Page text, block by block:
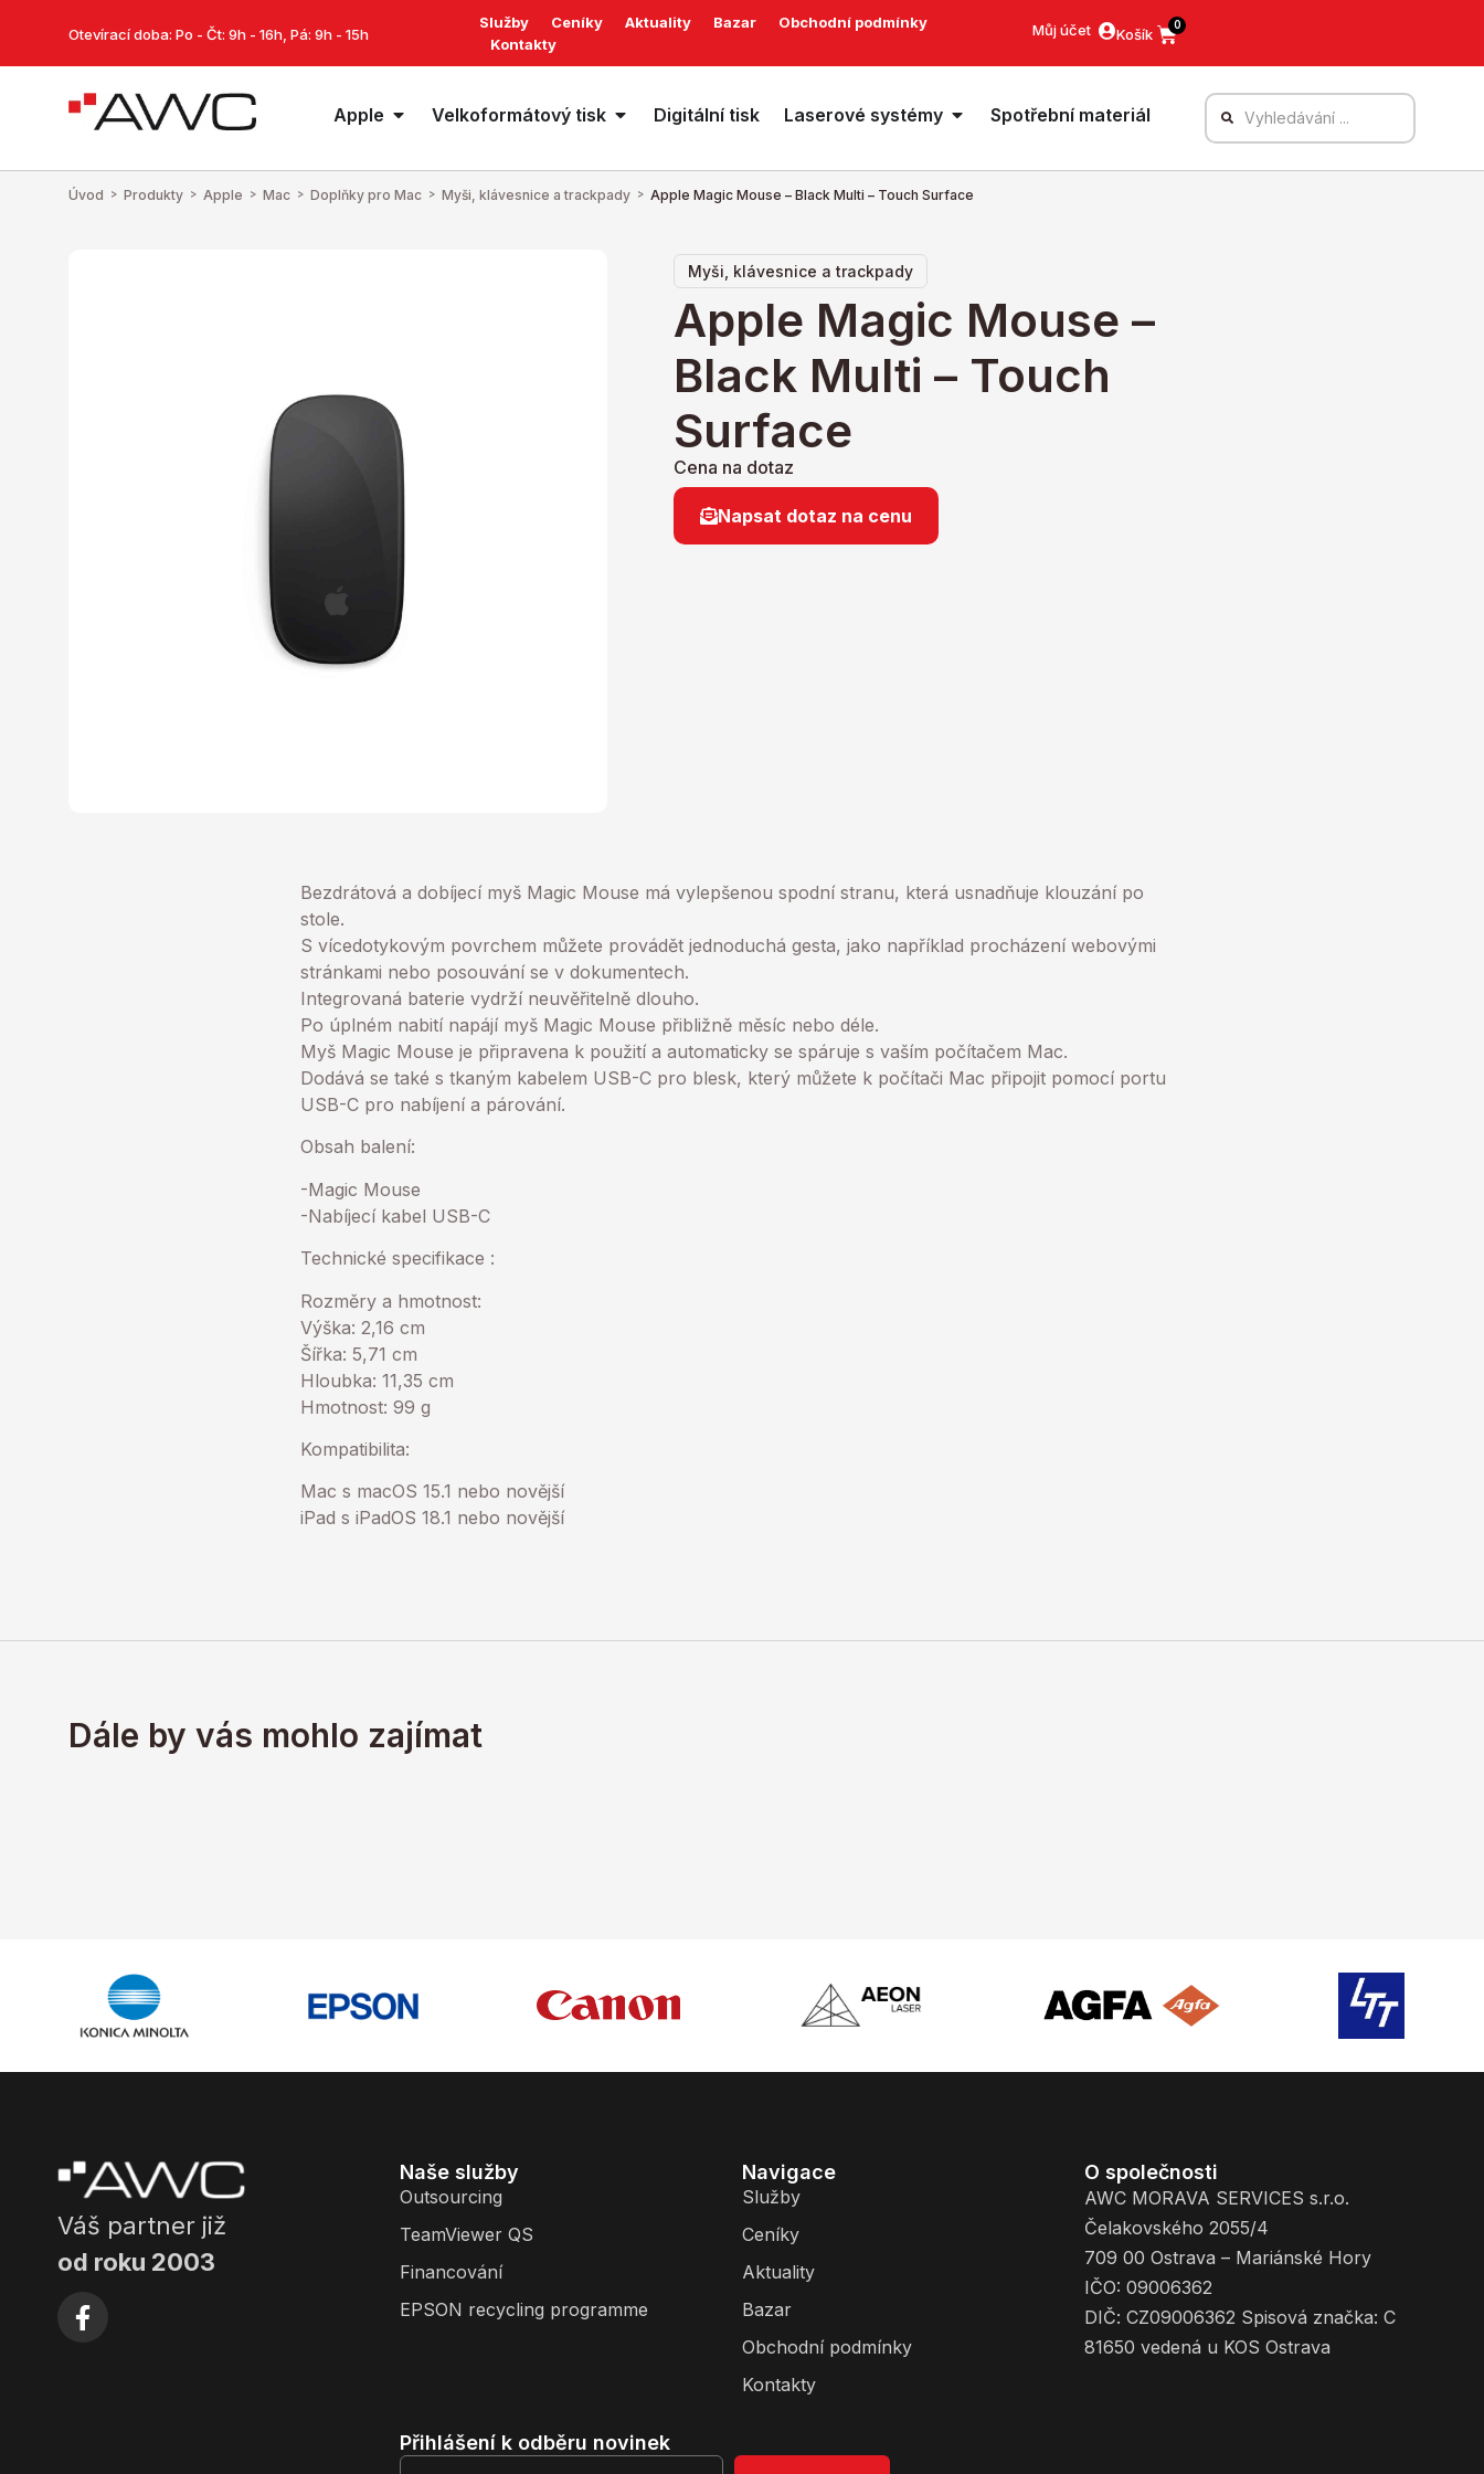
Otevírací doba: Po - Čt: 9h - 16h, Pá: 9h - 15h
Služby Ceníky Aktuality Bazar
Obchodní podmínky
Kontakty
Můj účet 0
Apple Velkoformátový tisk Digitální tisk Laserové systémy Spotřební materiál
Úvod > Produkty > Apple > Mac > Doplňky pro Mac > Myši, klávesnice a trackpady > Apple Magic Mouse – Black Multi – Touch Surface
Myši, klávesnice a trackpady
Apple Magic Mouse –
Black Multi – Touch
Surface
Cena na dotaz
Napsat dotaz na cenu
Bezdrátová a dobíjecí myš Magic Mouse má vylepšenou spodní stranu, která usnadňuje klouzání po
stole.
S vícedotykovým povrchem můžete provádět jednoduchá gesta, jako například procházení webovými
stránkami nebo posouvání se v dokumentech.
Integrovaná baterie vydrží neuvěřitelně dlouho.
Po úplném nabití napájí myš Magic Mouse přibližně měsíc nebo déle.
Myš Magic Mouse je připravena k použití a automaticky se spáruje s vaším počítačem Mac.
Dodává se také s tkaným kabelem USB-C pro blesk, který můžete k počítači Mac připojit pomocí portu
USB-C pro nabíjení a párování.
Obsah balení:
-Magic Mouse
-Nabíjecí kabel USB-C
Technické specifikace :
Rozměry a hmotnost:
Výška: 2,16 cm
Šířka: 5,71 cm
Hloubka: 11,35 cm
Hmotnost: 99 g
Kompatibilita:
Mac s macOS 15.1 nebo novější
iPad s iPadOS 18.1 nebo novější
Dále by vás mohlo zajímat
Váš partner již
od roku 2003
Naše služby
Outsourcing
TeamViewer QS
Financování
EPSON recycling programme
Navigace
Služby
Ceníky
Aktuality
Bazar
Obchodní podmínky
Kontakty
O společnosti
AWC MORAVA SERVICES s.r.o.
Čelakovského 2055/4
709 00 Ostrava – Mariánské Hory
IČO: 09006362
DIČ: CZ09006362 Spisová značka: C
81650 vedená u KOS Ostrava
Přihlášení k odběru novinek